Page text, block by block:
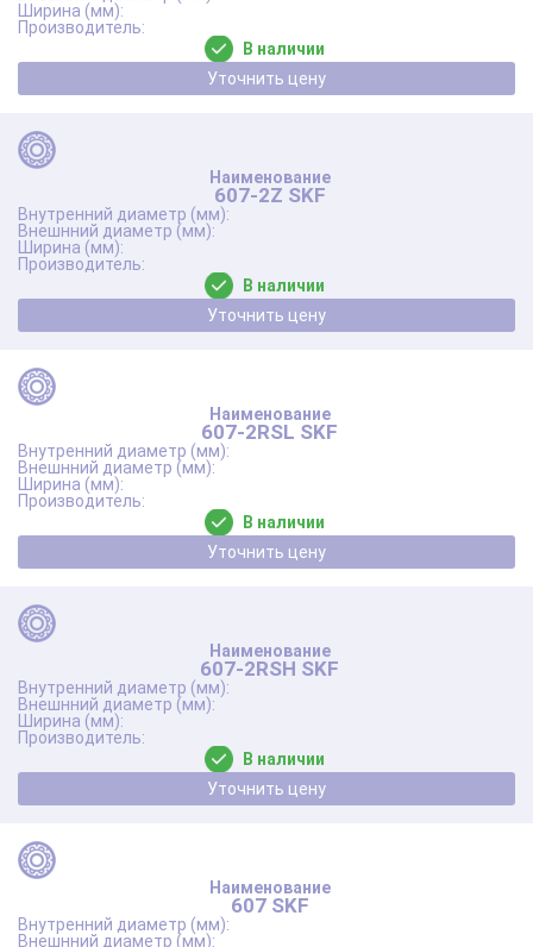
В наличии
Уточнить цену
607-2Z SKF
В наличии
Уточнить цену
607-2RSL SKF
В наличии
Уточнить цену
607-2RSH SKF
В наличии
Уточнить цену
607 SKF